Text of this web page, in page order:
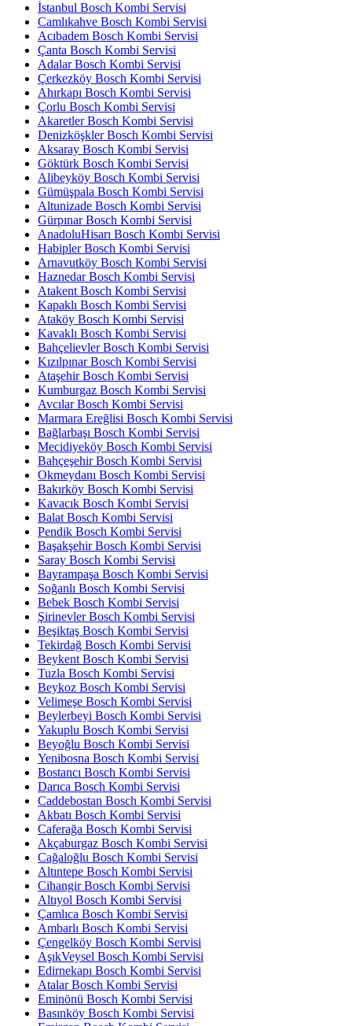
İstanbul Bosch Kombi Servisi
Camlıkahve Bosch Kombi Servisi
Acıbadem Bosch Kombi Servisi
Çanta Bosch Kombi Servisi
Adalar Bosch Kombi Servisi
Çerkezköy Bosch Kombi Servisi
Ahırkapı Bosch Kombi Servisi
Çorlu Bosch Kombi Servisi
Akaretler Bosch Kombi Servisi
Denizköşkler Bosch Kombi Servisi
Aksaray Bosch Kombi Servisi
Göktürk Bosch Kombi Servisi
Alibeyköy Bosch Kombi Servisi
Gümüşpala Bosch Kombi Servisi
Altunizade Bosch Kombi Servisi
Gürpınar Bosch Kombi Servisi
AnadoluHisarı Bosch Kombi Servisi
Habipler Bosch Kombi Servisi
Arnavutköy Bosch Kombi Servisi
Haznedar Bosch Kombi Servisi
Atakent Bosch Kombi Servisi
Kapaklı Bosch Kombi Servisi
Ataköy Bosch Kombi Servisi
Kavaklı Bosch Kombi Servisi
Bahçelievler Bosch Kombi Servisi
Kızılpınar Bosch Kombi Servisi
Ataşehir Bosch Kombi Servisi
Kumburgaz Bosch Kombi Servisi
Avcılar Bosch Kombi Servisi
Marmara Ereğlisi Bosch Kombi Servisi
Bağlarbaşı Bosch Kombi Servisi
Mecidiyeköy Bosch Kombi Servisi
Bahçeşehir Bosch Kombi Servisi
Okmeydanı Bosch Kombi Servisi
Bakırköy Bosch Kombi Servisi
Kavacık Bosch Kombi Servisi
Balat Bosch Kombi Servisi
Pendik Bosch Kombi Servisi
Başakşehir Bosch Kombi Servisi
Saray Bosch Kombi Servisi
Bayrampaşa Bosch Kombi Servisi
Soğanlı Bosch Kombi Servisi
Bebek Bosch Kombi Servisi
Şirinevler Bosch Kombi Servisi
Beşiktaş Bosch Kombi Servisi
Tekirdağ Bosch Kombi Servisi
Beykent Bosch Kombi Servisi
Tuzla Bosch Kombi Servisi
Beykoz Bosch Kombi Servisi
Velimeşe Bosch Kombi Servisi
Beylerbeyi Bosch Kombi Servisi
Yakuplu Bosch Kombi Servisi
Beyoğlu Bosch Kombi Servisi
Yenibosna Bosch Kombi Servisi
Bostancı Bosch Kombi Servisi
Darıca Bosch Kombi Servisi
Caddebostan Bosch Kombi Servisi
Akbatı Bosch Kombi Servisi
Caferağa Bosch Kombi Servisi
Akçaburgaz Bosch Kombi Servisi
Cağaloğlu Bosch Kombi Servisi
Altıntepe Bosch Kombi Servisi
Cihangir Bosch Kombi Servisi
Altıyol Bosch Kombi Servisi
Çamlıca Bosch Kombi Servisi
Ambarlı Bosch Kombi Servisi
Çengelköy Bosch Kombi Servisi
AşıkVeysel Bosch Kombi Servisi
Edirnekapı Bosch Kombi Servisi
Atalar Bosch Kombi Servisi
Eminönü Bosch Kombi Servisi
Basınköy Bosch Kombi Servisi